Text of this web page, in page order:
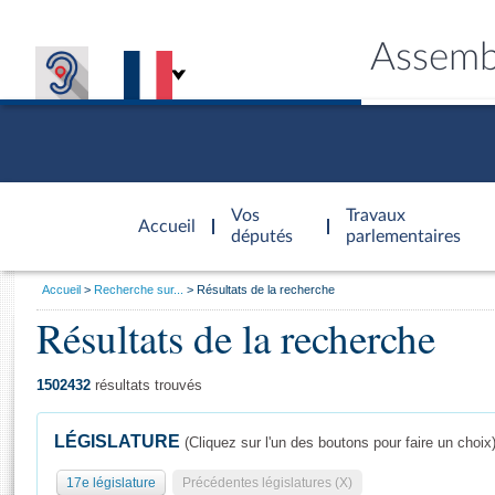
Accueil
d'accueil
Vos
députés
Travaux
parlementaires
Général
Vous
Accueil Recherche sur... Résultats de la recherche
Résultats de la recherche
1502432 résultats trouvés
LÉGISLATURE (Cliquez sur l'un des boutons pour faire un choix)
17e législature Précédentes législatures (X)